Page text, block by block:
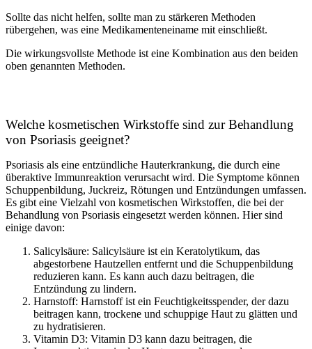
Sollte das nicht helfen, sollte man zu stärkeren Methoden
rübergehen, was eine Medikamenteneiname mit einschließt.
Die wirkungsvollste Methode ist eine Kombination aus den beiden
oben genannten Methoden.
Welche kosmetischen Wirkstoffe sind zur Behandlung
von Psoriasis geeignet?
Psoriasis als eine entzündliche Hauterkrankung, die durch eine
überaktive Immunreaktion verursacht wird. Die Symptome können
Schuppenbildung, Juckreiz, Rötungen und Entzündungen umfassen.
Es gibt eine Vielzahl von kosmetischen Wirkstoffen, die bei der
Behandlung von Psoriasis eingesetzt werden können. Hier sind
einige davon:
Salicylsäure: Salicylsäure ist ein Keratolytikum, das
abgestorbene Hautzellen entfernt und die Schuppenbildung
reduzieren kann. Es kann auch dazu beitragen, die
Entzündung zu lindern.
Harnstoff: Harnstoff ist ein Feuchtigkeitsspender, der dazu
beitragen kann, trockene und schuppige Haut zu glätten und
zu hydratisieren.
Vitamin D3: Vitamin D3 kann dazu beitragen, die